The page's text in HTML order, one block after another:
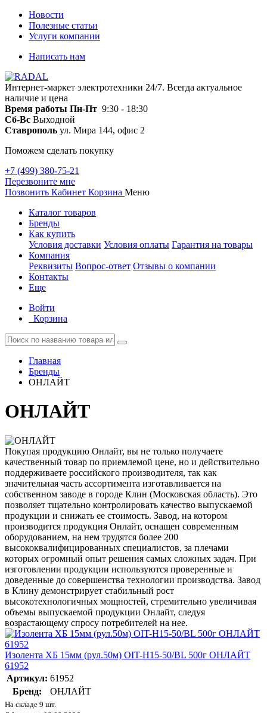
Новости
Полезные статьи
Услуги компании
Написать нам
Интернет-маркет электротехники 24/7. Всегда актуальное
наличие и цена
Время работы Пн-Пт 9:30 - 18:30
Сб-Вс Выходной
Ставрополь ул. Мира 144, офис 2
Поможем сделать покупку
+7 (499) 380-75-21
Перезвоните мне
Позвонить Кабинет Корзина Меню
Каталог товаров
Бренды
Как купить
Условия доставки Условия оплаты Гарантия на товары
Компания
Реквизиты Вопрос-ответ Отзывы о компании
Контакты
Еще
Войти
Корзина
Главная
Бренды
ОНЛАЙТ
ОНЛАЙТ
Покупая продукцию Онлайт, вы не только получаете
качественный товар по приемлемой цене, но и действительно
поддерживаете российского производителя, так как
значительная часть ассортимента изготавливается на
собственном заводе в городе Клин (Московская область). Это
позволяет тщательно контролировать качество выпускаемой
продукции и снижать ее стоимость. Завод, на котором
производится продукция Онлайт, оснащен современным
оборудованием, на нем трудятся более 200
высококвалифицированных специалистов, за плечами
которых огромный опыт решения самых сложных задач. При
изготовлении продукции используются проверенные и
доведенные до совершенства технологии производства. Завод
в Клину демонстрирует стабильный рост
высокотехнологичных мощностей, стремительно увеличивая
объемы выпускаемой продукции Онлайт, следуя
возрастающему спросу потребителей на нее.
Изолента ХБ 15мм (рул.50м) OIT-H15-50/BL 500г ОНЛАЙТ
61952
Артикул: 61952
Бренд:
ОНЛАЙТ
На складе 9 шт.